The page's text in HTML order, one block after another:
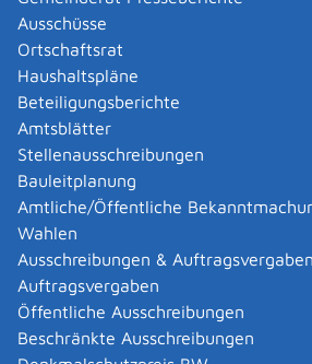
Ausschüsse
Ortschaftsrat
Haushaltspläne
Beteiligungsberichte
Amtsblätter
Stellenausschreibungen
Bauleitplanung
Amtliche/Öffentliche
Wahlen
Ausschreibungen & Auftragsvergaben
Auftragsvergaben
Öffentliche Ausschreibungen
Beschränkte Ausschreibungen
Abgelaufenen Führerschein neu
Abgeltungsteuer -
Bescheinigung beantragen
eines Gebäudes beantragen
Abmeldung /
beantragen
Abschriften, Ablichtungen,
Negative amtlich beglaubigen
Abwasser entsorgen
Abwasserbeseitigung -
Regenwasser beantragen oder
Abweichende Regelungen zum
beantragen